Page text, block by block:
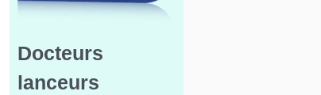
Docteurs
lanceurs